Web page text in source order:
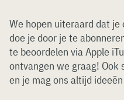
We hopen uiteraard dat
doe je door je te
te beoordelen via Apple
ontvangen we graag! Ook
en je mag ons altijd